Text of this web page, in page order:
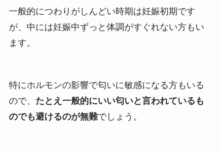
一般的につわりがしんどい時期は妊娠初期です
が、中には妊娠中ずっと体調がすぐれない方もい
ます。
特にホルモンの影響で匂いに敏感になる方もいる
ので、 たとえ一般的にいい匂いと言われているも
のでも避けるのが無難でしょう。